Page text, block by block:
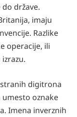
države.
imaju
Razlike
operacije, ili
digitrona
oznake
Imena inverznih